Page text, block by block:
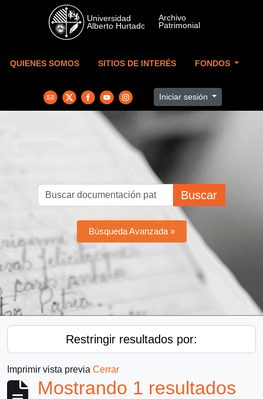
Skip to main content
QUIENES SOMOS SITIOS DE INTERÉS FONDOS
Iniciar sesión
Buscar
Búsqueda Avanzada »
Restringir resultados por:
Imprimir vista previa Cerrar
Mostrando 1 resultados